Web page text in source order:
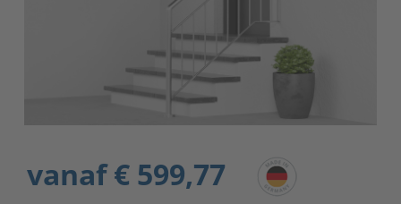
vanaf€ 599,77